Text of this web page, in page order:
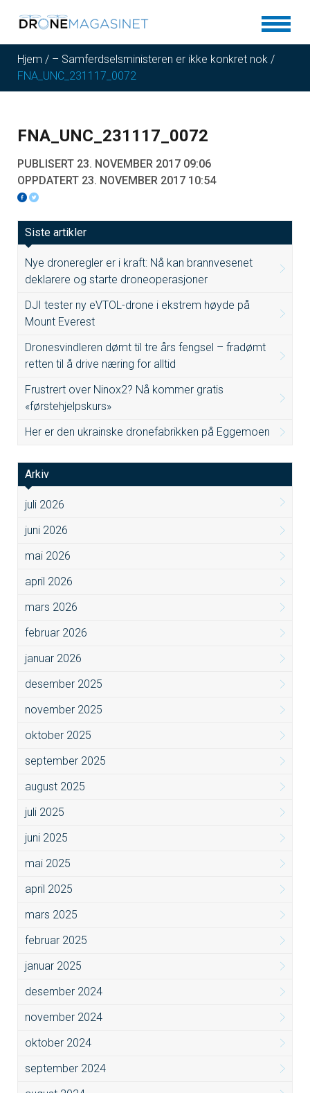
Hjem / – Samferdselsministeren er ikke konkret nok /
FNA_UNC_231117_0072
FNA_UNC_231117_0072
PUBLISERT 23. NOVEMBER 2017 09:06
OPPDATERT 23. NOVEMBER 2017 10:54
Siste artikler
Nye droneregler er i kraft: Nå kan brannvesenet
deklarere og starte droneoperasjoner
DJI tester ny eVTOL-drone i ekstrem høyde på
Mount Everest
Dronesvindleren dømt til tre års fengsel – fradømt
retten til å drive næring for alltid
Frustrert over Ninox2? Nå kommer gratis
«førstehjelpskurs»
Her er den ukrainske dronefabrikken på Eggemoen
Arkiv
juli 2026
juni 2026
mai 2026
april 2026
mars 2026
februar 2026
januar 2026
desember 2025
november 2025
oktober 2025
september 2025
august 2025
juli 2025
juni 2025
mai 2025
april 2025
mars 2025
februar 2025
januar 2025
desember 2024
november 2024
oktober 2024
september 2024